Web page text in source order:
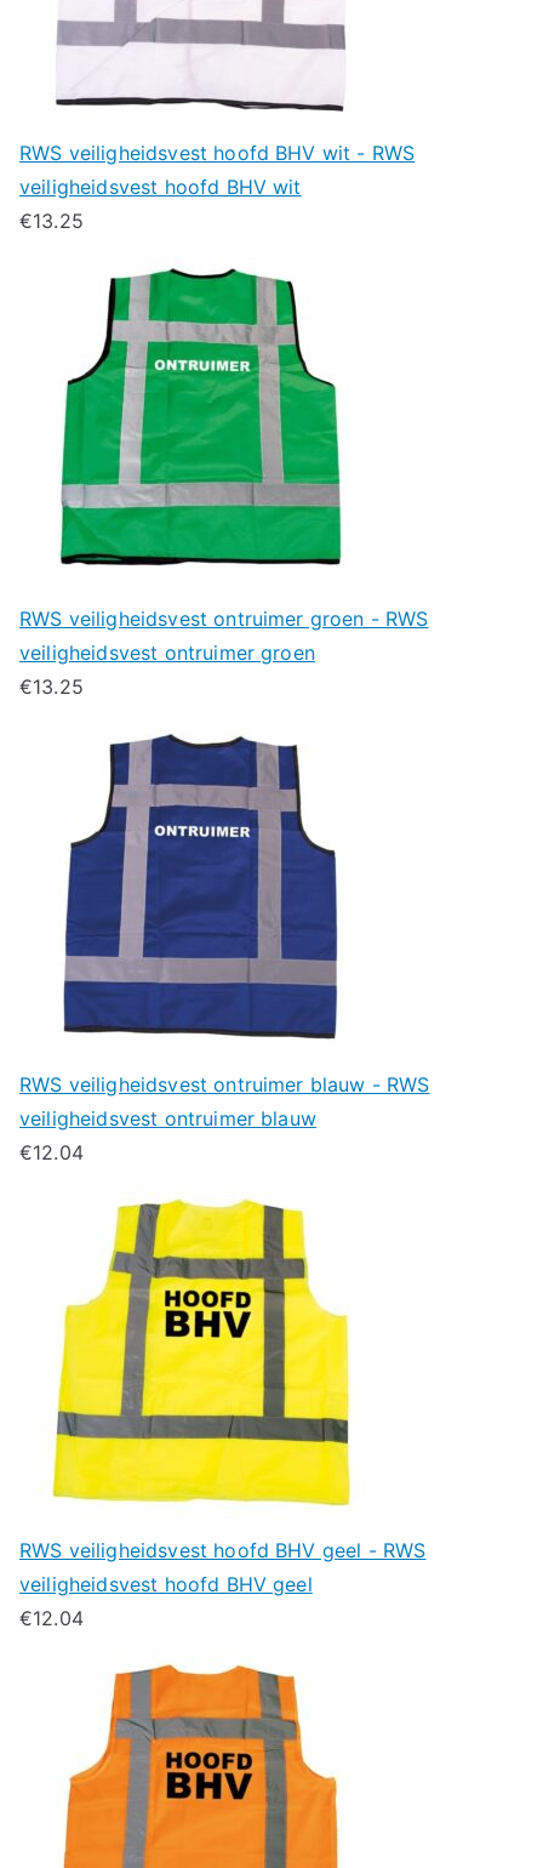
RWS veiligheidsvest hoofd BHV wit - RWS
veiligheidsvest hoofd BHV wit
€13.25
RWS veiligheidsvest ontruimer groen - RWS
veiligheidsvest ontruimer groen
€13.25
RWS veiligheidsvest ontruimer blauw - RWS
veiligheidsvest ontruimer blauw
€12.04
RWS veiligheidsvest hoofd BHV geel - RWS
veiligheidsvest hoofd BHV geel
€12.04